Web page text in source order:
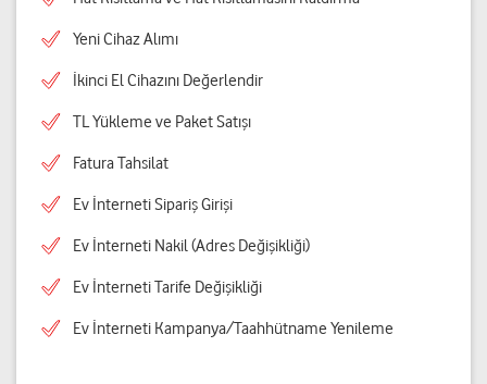
Yeni Cihaz Alımı
İkinci El Cihazını Değerlendir
TL Yükleme ve Paket Satışı
Fatura Tahsilat
Ev İnterneti Sipariş Girişi
Ev İnterneti Nakil (Adres Değişikliği)
Ev İnterneti Tarife Değişikliği
Ev İnterneti Kampanya/Taahhütname Yenileme